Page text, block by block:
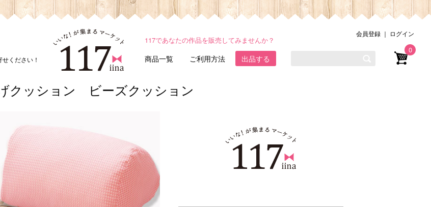
ください！
117であなたの作品を販売してみませんか？
商品一覧 ご利用方法 出品する
会員登録 ｜ ログイン
0
クッション ビーズクッション